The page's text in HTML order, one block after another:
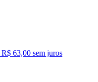
R$ 63,00 sem juros